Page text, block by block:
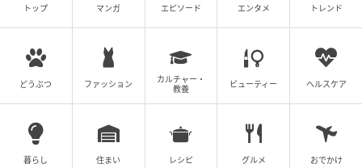
表面、前髪、顔まわりの髪がつながるようにカット
し、自然なツヤのある毛流れに。さらに温かみのある
ベージュカラーで染めると、ツヤ感が倍増。ふんわり
させつつパサついて見えるのを防いでくれます。髪の
中間から毛先にヘアバームをつけて、ツヤ感をアピー
トップ マンガ エピソード エンタメ トレンド
どうぶつ ファッション
カルチャー・
教養
ビューティー ヘルスケア
暮らし 住まい レシピ グルメ おでかけ